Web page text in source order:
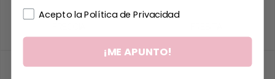
Acepto la Política de Privacidad
¡ME APUNTO!